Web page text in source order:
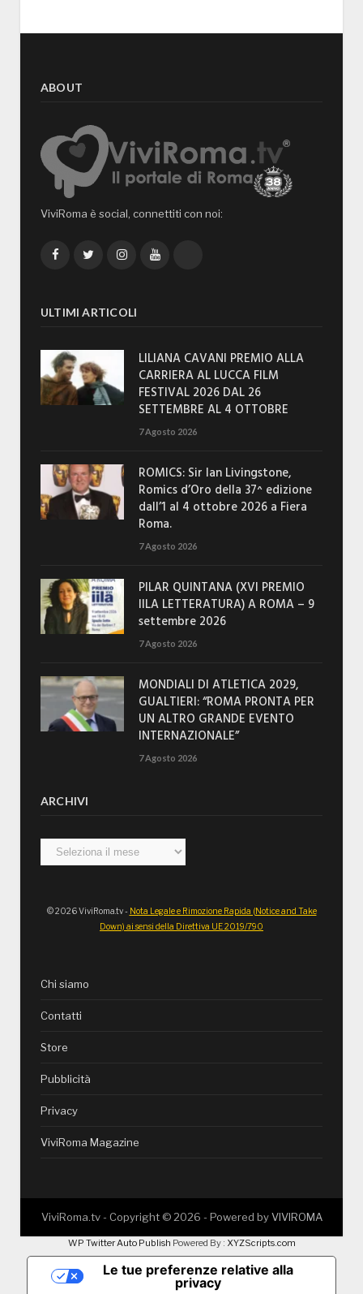
ABOUT
ViviRoma è social, connettiti con noi:
FacebookTwitterInstagramYouTube
ULTIMI ARTICOLI
LILIANA CAVANI PREMIO ALLA
CARRIERA AL LUCCA FILM
FESTIVAL 2026 DAL 26
SETTEMBRE AL 4 OTTOBRE
7 Agosto 2026
ROMICS: Sir Ian Livingstone,
Romics d’Oro della 37^ edizione
dall’1 al 4 ottobre 2026 a Fiera
Roma.
7 Agosto 2026
PILAR QUINTANA (XVI PREMIO
IILA LETTERATURA) A ROMA – 9
settembre 2026
7 Agosto 2026
MONDIALI DI ATLETICA 2029,
GUALTIERI: “ROMA PRONTA PER
UN ALTRO GRANDE EVENTO
INTERNAZIONALE”
7 Agosto 2026
ARCHIVI
Archivi
© 2026 ViviRoma.tv - Nota Legale e Rimozione Rapida (Notice and Take
Down) ai sensi della Direttiva UE 2019/790
Chi siamo
Contatti
Store
Pubblicità
Privacy
ViviRoma Magazine
ViviRoma.tv - Copyright © 2026 - Powered byVIVIROMA
WP Twitter Auto Publish Powered By : XYZScripts.com
Le tue preferenze relative alla
privacy